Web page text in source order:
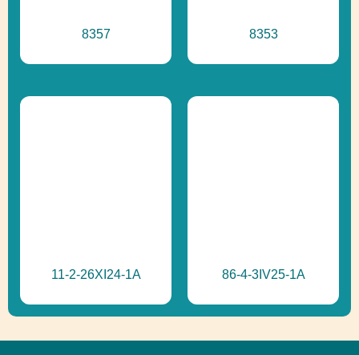
8357 8353
11-2-26XI24-1A 86-4-3IV25-1A